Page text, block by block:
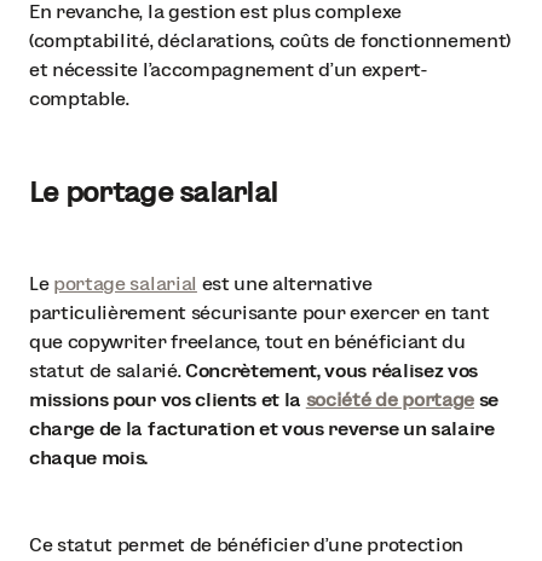
En revanche, la gestion est plus complexe
(comptabilité, déclarations, coûts de fonctionnement)
et nécessite l’accompagnement d’un expert-
comptable.
Le portage salarial
Le portage salarial est une alternative
particulièrement sécurisante pour exercer en tant
que copywriter freelance, tout en bénéficiant du
statut de salarié.Concrètement, vous réalisez vos
missions pour vos clients et la société de portage se
charge de la facturation et vous reverse un salaire
chaque mois.
Ce statut permet de bénéficier d’une protection